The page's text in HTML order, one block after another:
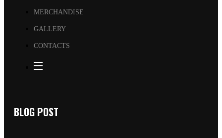
MERCHANDISE
GALLERY
CONTACTS
BLOG POST